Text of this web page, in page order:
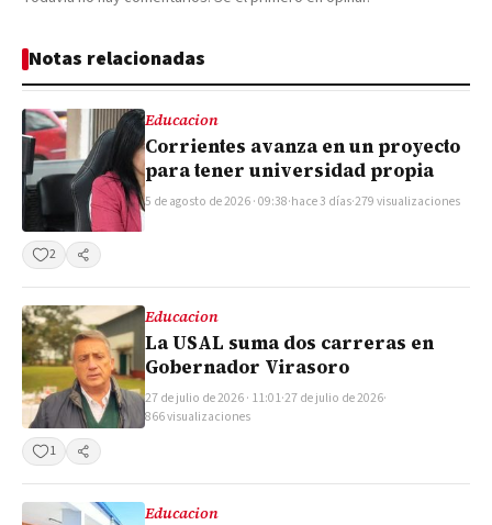
Notas relacionadas
Educacion
Corrientes avanza en un proyecto
para tener universidad propia
5 de agosto de 2026 · 09:38·hace 3 días·279 visualizaciones
2 Compartir
Educacion
La USAL suma dos carreras en
Gobernador Virasoro
27 de julio de 2026 · 11:01·27 de julio de 2026·
866 visualizaciones
1
Compartir
Educacion